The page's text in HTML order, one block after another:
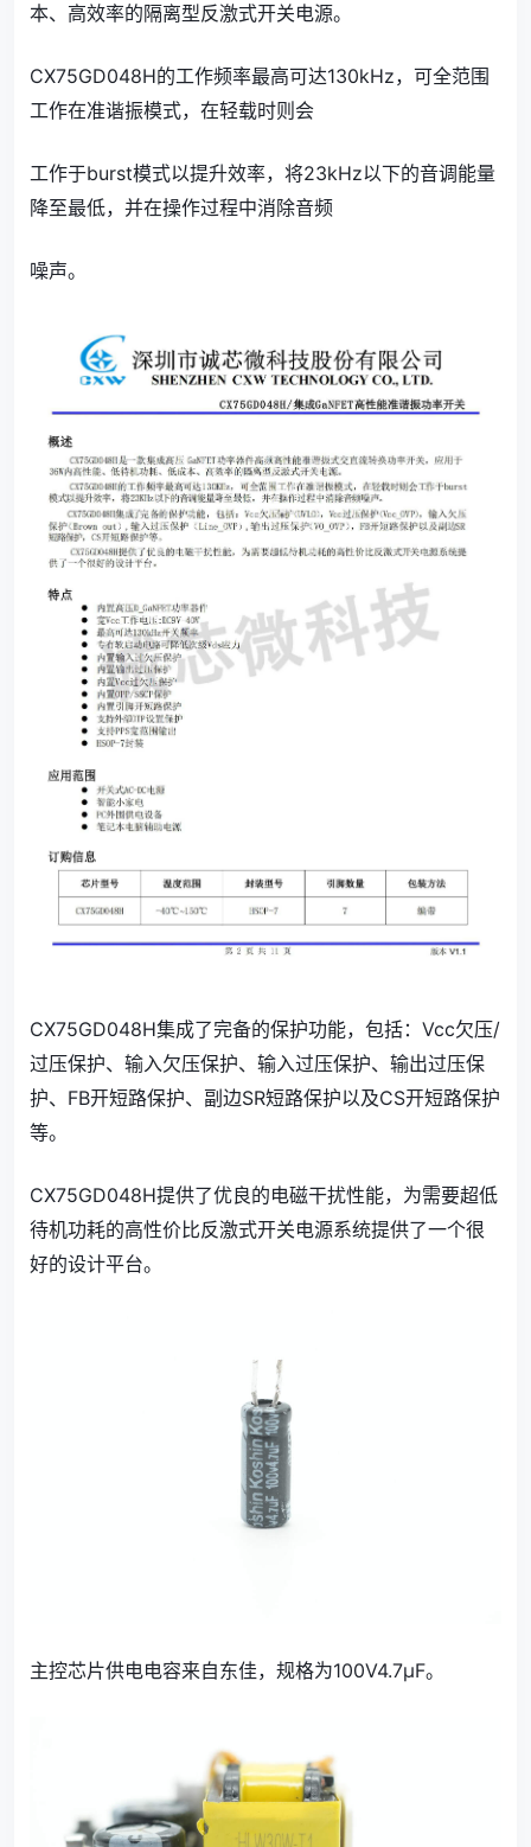
本、高效率的隔离型反激式开关电源。
CX75GD048H的工作频率最高可达130kHz，可全范围
工作在准谐振模式，在轻载时则会
工作于burst模式以提升效率，将23kHz以下的音调能量
降至最低，并在操作过程中消除音频
噪声。
CX75GD048H集成了完备的保护功能，包括：Vcc欠压/
过压保护、输入欠压保护、输入过压保护、输出过压保
护、FB开短路保护、副边SR短路保护以及CS开短路保护
等。
CX75GD048H提供了优良的电磁干扰性能，为需要超低
待机功耗的高性价比反激式开关电源系统提供了一个很
好的设计平台。
主控芯片供电电容来自东佳，规格为100V4.7μF。